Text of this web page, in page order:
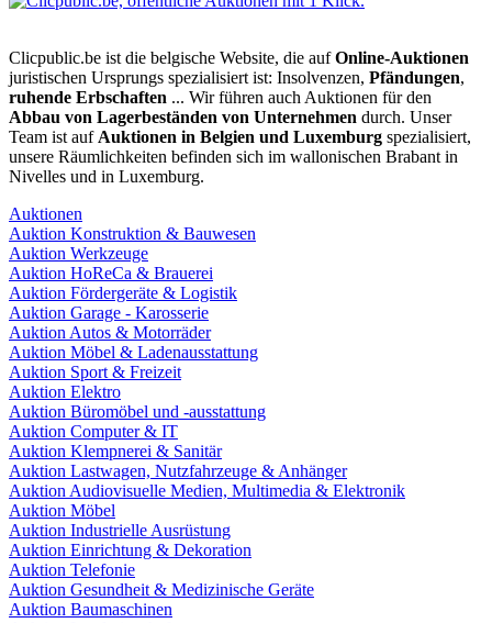
Clicpublic.be ist die belgische Website, die aufOnline-Auktionen
juristischen Ursprungs spezialisiert ist: Insolvenzen, Pfändungen,
ruhende Erbschaften ... Wir führen auch Auktionen für den
Abbau von Lagerbeständen von Unternehmen durch. Unser
Team ist aufAuktionen in Belgien und Luxemburg spezialisiert,
unsere Räumlichkeiten befinden sich im wallonischen Brabant in
Nivelles und in Luxemburg.
Auktionen
Auktion Konstruktion & Bauwesen
Auktion Werkzeuge
Auktion HoReCa & Brauerei
Auktion Fördergeräte & Logistik
Auktion Garage - Karosserie
Auktion Autos & Motorräder
Auktion Möbel & Ladenausstattung
Auktion Sport & Freizeit
Auktion Elektro
Auktion Büromöbel und -ausstattung
Auktion Computer & IT
Auktion Klempnerei & Sanitär
Auktion Lastwagen, Nutzfahrzeuge & Anhänger
Auktion Audiovisuelle Medien, Multimedia & Elektronik
Auktion Möbel
Auktion Industrielle Ausrüstung
Auktion Einrichtung & Dekoration
Auktion Telefonie
Auktion Gesundheit & Medizinische Geräte
Auktion Baumaschinen